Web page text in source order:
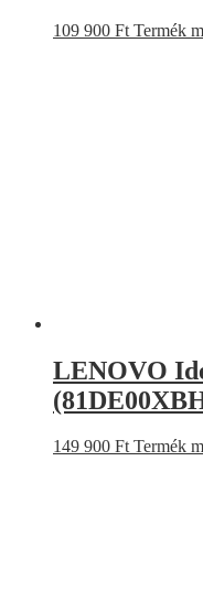
109 900 Ft Termék
LENOVO
149 900 Ft Termék